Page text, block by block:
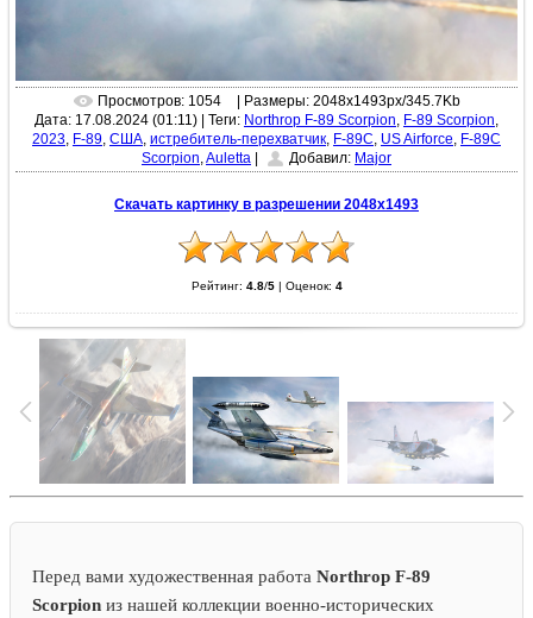
Просмотров: 1054
| Размеры: 2048x1493px/345.7Kb
Дата: 17.08.2024 (01:11)
Теги: Northrop F-89 Scorpion, F-89 Scorpion,
2023, F-89, США, истребитель-перехватчик, F-89C, US Airforce, F-89C
Scorpion,Auletta Добавил: Major
Скачать картинку в разрешении 2048x1493
Рейтинг: 4.8/5| Оценок: 4
Перед вами художественная работа Northrop F-89
Scorpion из нашей коллекции военно-исторических